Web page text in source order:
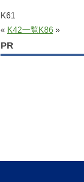
K61
« K42一覧K86 »
PR